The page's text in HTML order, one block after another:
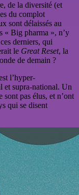
de la diversité (et
du complot
sont délaissés au
« Big pharma », n’y
derniers, qui
le Great Reset, la
de demain ?
l’hyper-
et supra-national. Un
pas élus, et n’ont
qui se disent